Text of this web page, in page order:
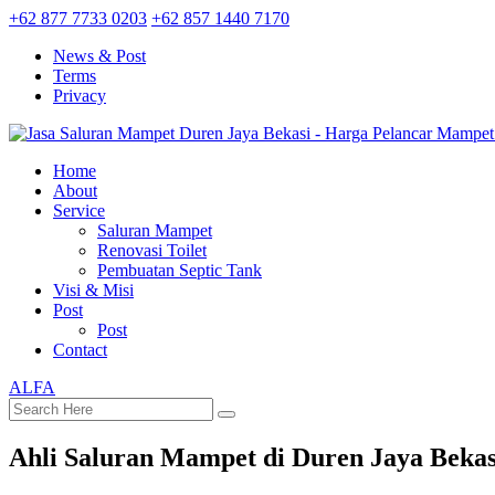
+62 877 7733 0203 +62 857 1440 7170
News & Post
Terms
Privacy
Home
About
Service
Saluran Mampet
Renovasi Toilet
Pembuatan Septic Tank
Visi & Misi
Post
Post
Contact
ALFA
Ahli Saluran Mampet di Duren Jaya